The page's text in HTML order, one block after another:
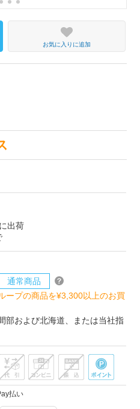
お気に入りに追加
出荷
通常商品
ープの商品を¥3,300以上のお買
部および北海道、または当社指
払い